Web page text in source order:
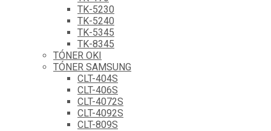
TK-5230
TK-5240
TK-5345
TK-8345
TÓNER OKI
TÓNER SAMSUNG
CLT-404S
CLT-406S
CLT-4072S
CLT-4092S
CLT-809S